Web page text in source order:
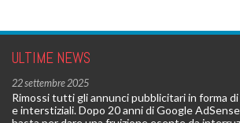
ULTIME NEWS
22 settembre 2025
Rimossi tutti gli annunci pubblicitari in forma
e interstiziali. Dopo 20 anni di Google